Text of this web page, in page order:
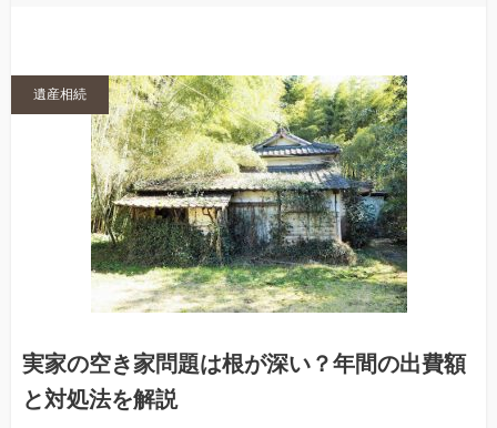
遺産相続
実家の空き家問題は根が深い？年間の出費額
と対処法を解説